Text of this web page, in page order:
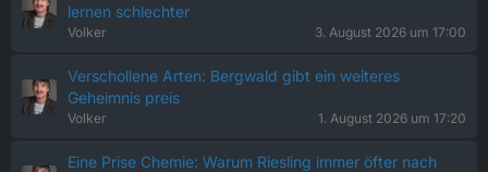
lernen schlechter
Volker 3. August 2026 um 17:00
Verschollene Arten: Bergwald gibt ein weiteres
Geheimnis preis
Volker 1. August 2026 um 17:20
Eine Prise Chemie: Warum Riesling immer öfter nach